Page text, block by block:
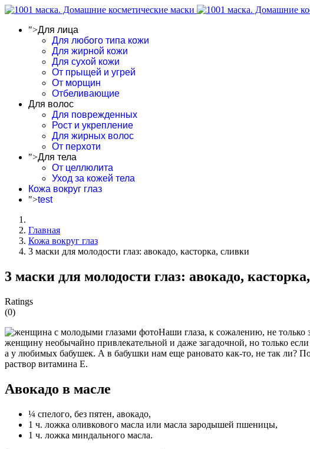
">Для лица
Для любого типа кожи
Для жирной кожи
Для сухой кожи
От прыщей и угрей
От морщин
Отбеливающие
Для волос
Для поврежденных
Рост и укрепление
Для жирных волос
От перхоти
">Для тела
От целлюлита
Уход за кожей тела
Кожа вокруг глаз
">test
Главная
Кожа вокруг глаз
3 маски для молодости глаз: авокадо, касторка, сливки
3 маски для молодости глаз: авокадо,
Ratings
(0)
Наши глаза, к сожалению, не только
женщину необычайно привлекательной и даже загадочной, но только
а у любимых бабушек. А в бабушки нам еще рановато как-то, не так ли?
раствор витамина Е.
Авокадо в масле
¼ спелого, без пятен, авокадо,
1 ч. ложка оливкового масла или масла зародышей пшеницы,
1 ч. ложка миндального масла.